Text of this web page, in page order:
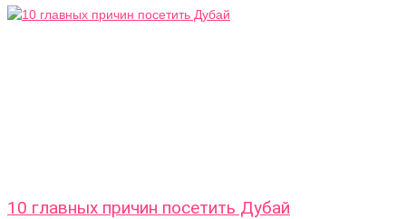
10 главных причин посетить Дубай